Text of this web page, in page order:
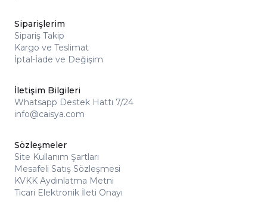
Siparişlerim
Sipariş Takip
Kargo ve Teslimat
İptal-İade ve Değişim
İletişim Bilgileri
Whatsapp Destek Hattı 7/24
info@caisya.com
Sözleşmeler
Site Kullanım Şartları
Mesafeli Satış Sözleşmesi
KVKK Aydınlatma Metni
Ticari Elektronik İleti Onayı